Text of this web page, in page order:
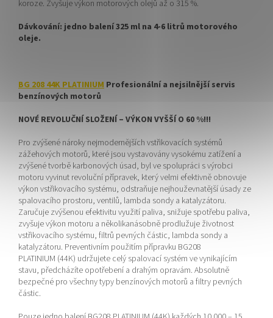
koroze. Zvyšuje výkon motorových olejů až o 315 %.
Dávkování: jedno balení 325 ml na 4-6 litrů motorového
oleje.
BG 208 44K PLATINIUM Profesionální a nejsilnější servis
benzínových motorů
NOVÉ REVOLUČNÍ SLOŽENÍ – VÝKON VYŠŠÍ O 60 %!!!
Pro zvýšené nároky nejmodernějších vstřikovacích systémů
zážehových motorů, které jsou vystavovány vysokému zatížení a
zvýšené tvorbě karbonových úsad, byl ve spolupráci s výrobci
motoru vyvinut revoluční přípravek, který velmi efektivně obnovuje
výkon vstřikovacího systému, odstraňuje nejhouževnatější úsady ze
spalovacího prostoru, ventilů, lambda sondy a katalyzátoru.
Zaručuje zvýšenou efektivitu využití paliva, snižuje spotřebu paliva,
zvyšuje výkon motoru a několikanásobně prodlužuje životnost
vstřikovacího systému, filtrů pevných částic, lambda sondy a
katalyzátoru. Preventivním použitím přípravku BG208
PLATINIUM (44K) udržujete celý spalovací systém ve vynikajícím
stavu, předcházíte opotřebení a drahým opravám. Absolutně
bezpečné pro všechny typy benzínových motorů a filtry pevných
částic.